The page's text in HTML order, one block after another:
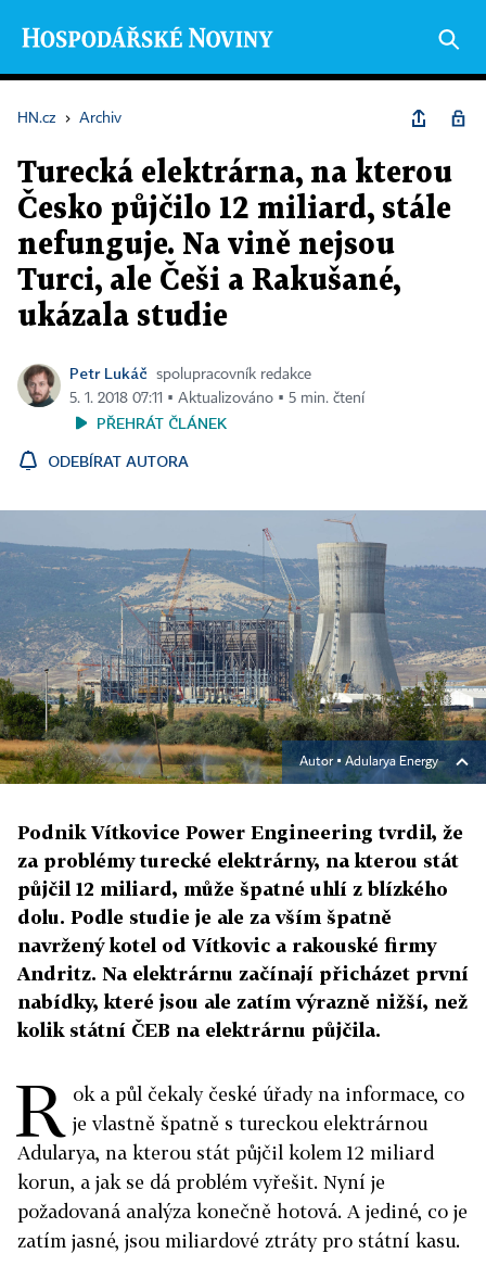
HN.cz › Archiv
Turecká elektrárna, na kterou
Česko půjčilo 12 miliard, stále
nefunguje. Na vině nejsou
Turci, ale Češi a Rakušané,
ukázala studie
Petr Lukáč
spolupracovník redakce
5. 1. 2018 07:11 ▪ Aktualizováno ▪ 5 min. čtení
PŘEHRÁT ČLÁNEK
ODEBÍRAT AUTORA
Autor ▪ Adularya Energy
Podnik Vítkovice Power Engineering tvrdil, že
za problémy turecké elektrárny, na kterou stát
půjčil 12 miliard, může špatné uhlí z blízkého
dolu. Podle studie je ale za vším špatně
navržený kotel od Vítkovic a rakouské firmy
Andritz. Na elektrárnu začínají přicházet první
nabídky, které jsou ale zatím výrazně nižší, než
kolik státní ČEB na elektrárnu půjčila.
R ok a půl čekaly české úřady na informace, co
je vlastně špatně s tureckou elektrárnou
Adularya, na kterou stát půjčil kolem 12 miliard
korun, a jak se dá problém vyřešit. Nyní je
požadovaná analýza konečně hotová. A jediné, co je
zatím jasné, jsou miliardové ztráty pro státní kasu.